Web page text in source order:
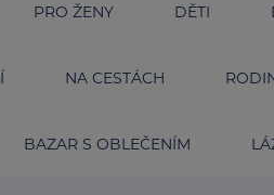
PRO ŽENY DĚTI
NA CESTÁCH
BAZAR S OBLEČENÍM